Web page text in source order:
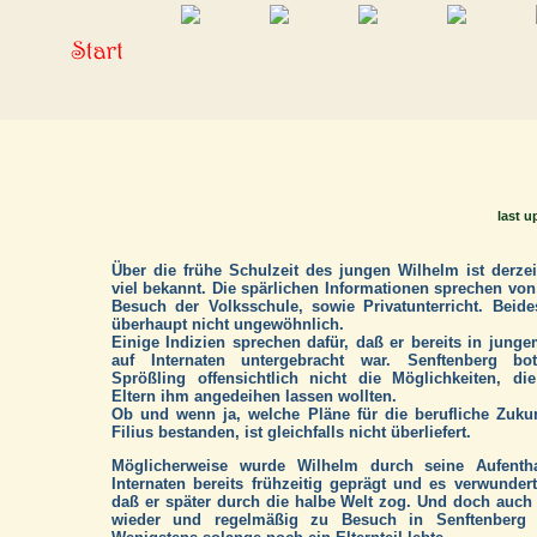
last
Über die frühe Schulzeit des jungen Wilhelm ist
viel bekannt. Die spärlichen Informationen sprechen
Besuch der Volksschule, sowie Privatunterricht.
überhaupt nicht ungewöhnlich.
Einige Indizien sprechen dafür, daß er bereits in
auf Internaten untergebracht war. Senftenberg
Sprößling offensichtlich nicht die Möglichkeiten,
Eltern ihm angedeihen lassen wollten.
Ob und wenn ja, welche Pläne für die berufliche
Filius bestanden, ist gleichfalls nicht überliefert.
Möglicherweise wurde Wilhelm durch seine
Internaten bereits frühzeitig geprägt und es
daß er später durch die halbe Welt zog. Und doch
wieder und regelmäßig zu Besuch in Senftenberg